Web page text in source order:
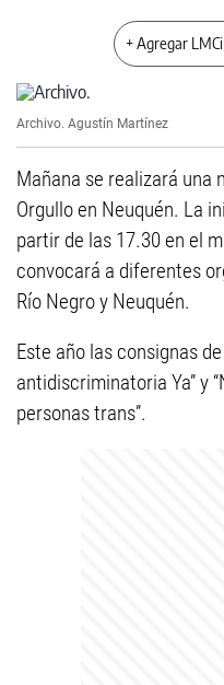
+ Agregar
Archivo. Agustín Martínez
Mañana se realizará una
Orgullo en Neuquén. La
partir de las 17.30 en el
convocará a diferentes
Río Negro y Neuquén.
Este año las consignas
antidiscriminatoria Ya” y
personas trans”.